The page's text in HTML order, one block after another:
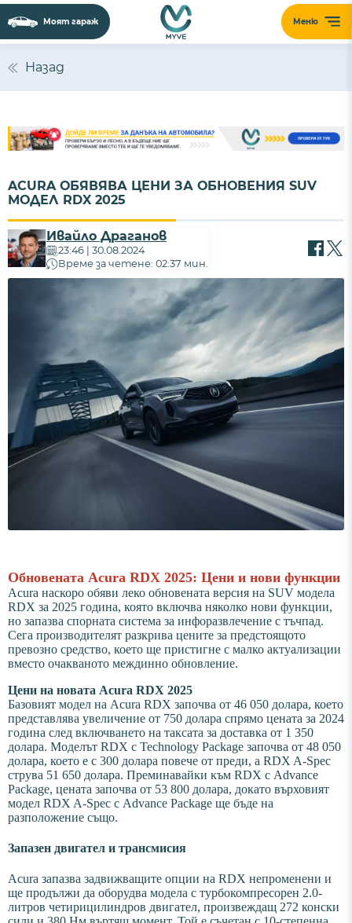
Меню
Моят гараж
Назад
ACURA ОБЯВЯВА ЦЕНИ ЗА ОБНОВЕНИЯ SUV
МОДЕЛ RDX 2025
Ивайло Драганов
23:46 | 30.08.2024
Време за четене: 02:37 мин.
Обновената Acura RDX 2025: Цени и нови функции
Acura наскоро обяви леко обновената версия на SUV модела
RDX за 2025 година, която включва няколко нови функции,
но запазва спорната система за инфоразвлечение с тъчпад.
Сега производителят разкрива цените за предстоящото
превозно средство, което ще пристигне с малко актуализации
вместо очакваното междинно обновление.
Цени на новата Acura RDX 2025
Базовият модел на Acura RDX започва от 46 050 долара, което
представлява увеличение от 750 долара спрямо цената за 2024
година след включването на таксата за доставка от 1 350
долара. Моделът RDX с Technology Package започва от 48 050
долара, което е с 300 долара повече от преди, а RDX A-Spec
струва 51 650 долара. Преминавайки към RDX с Advance
Package, цената започва от 53 800 долара, докато върховият
модел RDX A-Spec с Advance Package ще бъде на
разположение също.
Запазен двигател и трансмисия
Acura запазва задвижващите опции на RDX непроменени и
ще продължи да оборудва модела с турбокомпресорен 2.0-
литров четирицилиндров двигател, произвеждащ 272 конски